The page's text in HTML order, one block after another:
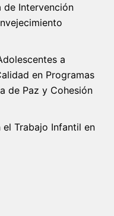
de Intervención
a
en Programas
de Paz y Cohesión
el Trabajo Infantil en